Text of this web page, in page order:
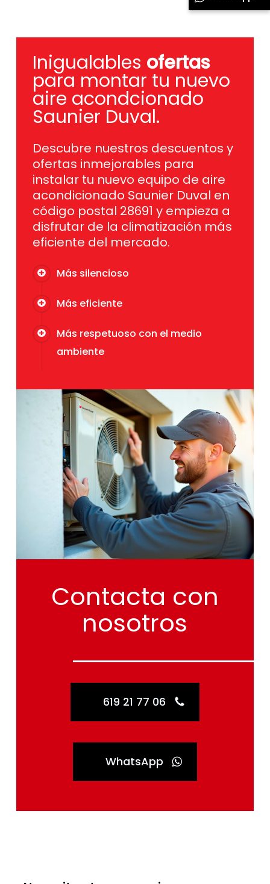
Inigualables ofertas
para montar tu nuevo
aire acondcionado
Saunier Duval.
Descubre nuestros descuentos y
ofertas inmejorables para
instalar tu nuevo equipo de aire
acondicionado Saunier Duval en
código postal 28691 y empieza a
disfrutar de la climatización más
eficiente del mercado.
Más silencioso
Más eficiente
Más respetuoso con el medio
ambiente
Contacta con
nosotros
619 21 77 06
WhatsApp